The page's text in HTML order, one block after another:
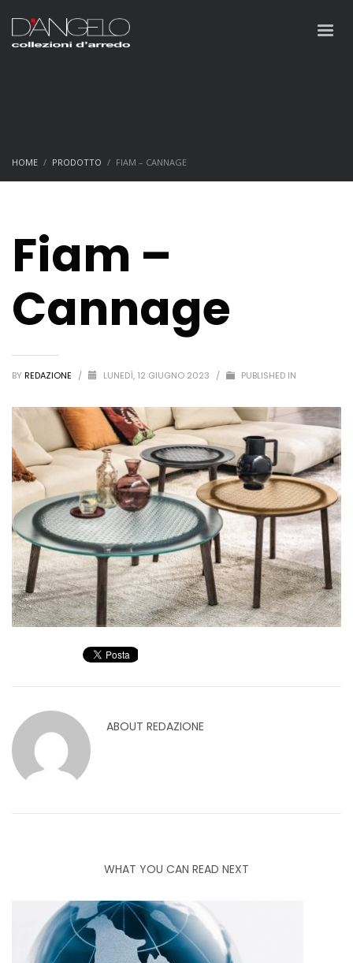
HOME PRODOTTO FIAM – CANNAGE
Fiam –
Cannage
BY REDAZIONE / LUNEDÌ, 12 GIUGNO 2023 / PUBLISHED IN
ABOUT REDAZIONE
WHAT YOU CAN READ NEXT